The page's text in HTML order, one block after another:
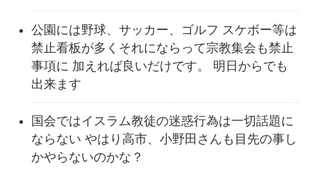
公園には野球、サッカー、ゴルフ スケボー等は
禁止看板が多くそれにならって宗教集会も禁止
事項に 加えれば良いだけです。 明日からでも
出来ます
国会ではイスラム教徒の迷惑行為は一切話題に
ならない やはり高市、小野田さんも目先の事し
かやらないのかな？